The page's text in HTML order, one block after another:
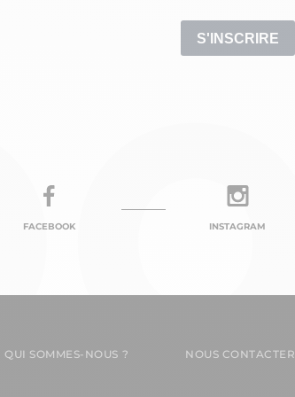
FACEBOOK INSTAGRAM
QUI SOMMES-NOUS ? NOUS CONTACTER